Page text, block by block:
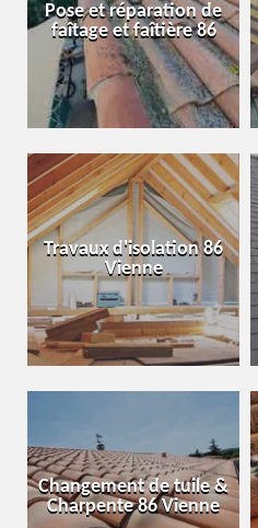
Pose et réparation de
faîtage et faîtière 86
Travaux d'isolation 86
Vienne
Changement de tuile &
Charpente 86 Vienne